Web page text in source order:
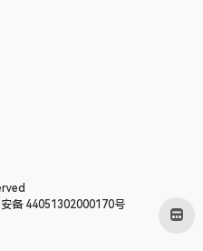
备 44051302000170号